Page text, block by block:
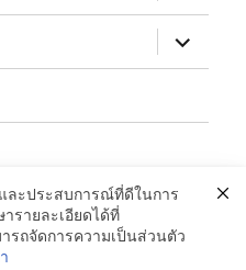
menu
expand
child
menu
ละประสบการณ์ที่ดีในการ
รายละเอียดได้ที่
รถจัดการความเป็นส่วนตัว